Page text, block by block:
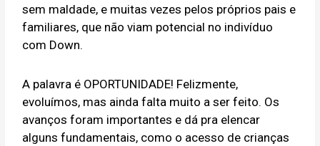
sem maldade, e muitas vezes pelos próprios pais e
familiares, que não viam potencial no indivíduo
com Down.
A palavra é OPORTUNIDADE! Felizmente,
evoluímos, mas ainda falta muito a ser feito. Os
avanços foram importantes e dá pra elencar
alguns fundamentais, como o acesso de crianças